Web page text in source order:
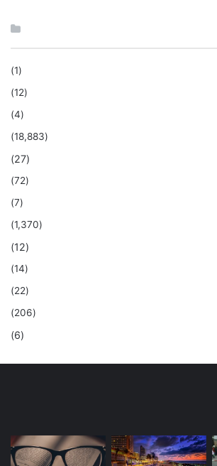
(1)
(12)
(4)
(18,883)
(27)
(72)
(7)
(1,370)
(12)
(14)
(22)
(206)
(6)